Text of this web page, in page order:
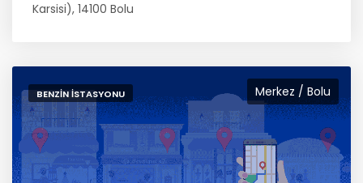
Karsisi), 14100 Bolu
Merkez / Bolu
BENZIN İSTASYONU